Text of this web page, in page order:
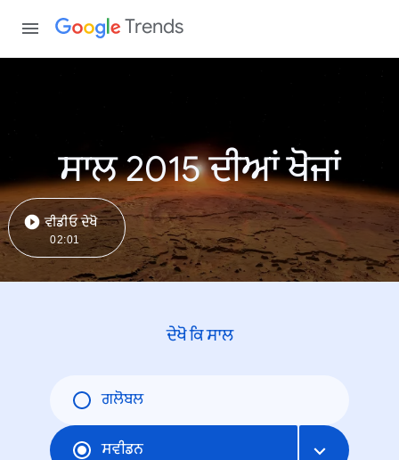
Trends
ਸਾਲ 2015 ਦੀਆਂ ਖੋਜਾਂ
ਵੀਡੀਓ ਦੇਖੋ
02:01
ਦੇਖੋ ਕਿ ਸਾਲ
ਗਲੋਬਲ
ਸਵੀਡਨ